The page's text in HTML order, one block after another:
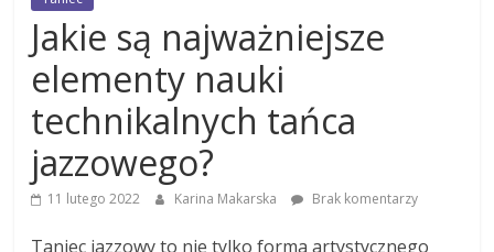
Jakie są najważniejsze
elementy nauki
technikalnych tańca
jazzowego?
11 lutego 2022 Karina Makarska Brak komentarzy
Taniec jazzowy to nie tylko forma artystycznego